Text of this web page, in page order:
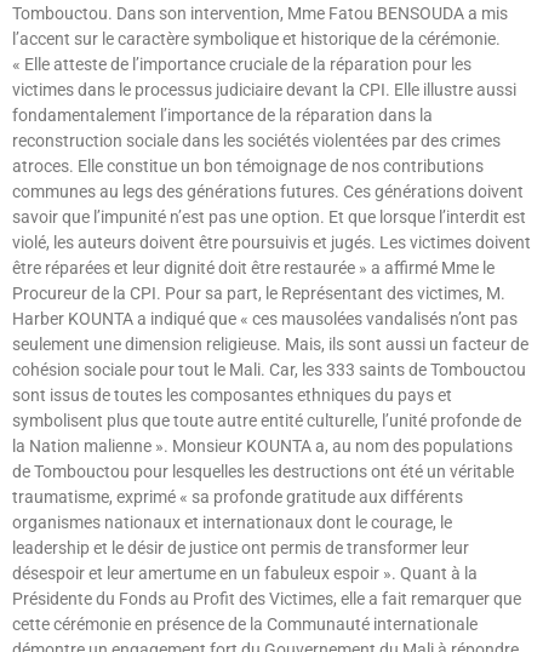
Tombouctou. Dans son intervention, Mme Fatou BENSOUDA a mis
l’accent sur le caractère symbolique et historique de la cérémonie.
« Elle atteste de l’importance cruciale de la réparation pour les
victimes dans le processus judiciaire devant la CPI. Elle illustre aussi
fondamentalement l’importance de la réparation dans la
reconstruction sociale dans les sociétés violentées par des crimes
atroces. Elle constitue un bon témoignage de nos contributions
communes au legs des générations futures. Ces générations doivent
savoir que l’impunité n’est pas une option. Et que lorsque l’interdit est
violé, les auteurs doivent être poursuivis et jugés. Les victimes doivent
être réparées et leur dignité doit être restaurée » a affirmé Mme le
Procureur de la CPI. Pour sa part, le Représentant des victimes, M.
Harber KOUNTA a indiqué que « ces mausolées vandalisés n’ont pas
seulement une dimension religieuse. Mais, ils sont aussi un facteur de
cohésion sociale pour tout le Mali. Car, les 333 saints de Tombouctou
sont issus de toutes les composantes ethniques du pays et
symbolisent plus que toute autre entité culturelle, l’unité profonde de
la Nation malienne ». Monsieur KOUNTA a, au nom des populations
de Tombouctou pour lesquelles les destructions ont été un véritable
traumatisme, exprimé « sa profonde gratitude aux différents
organismes nationaux et internationaux dont le courage, le
leadership et le désir de justice ont permis de transformer leur
désespoir et leur amertume en un fabuleux espoir ». Quant à la
Présidente du Fonds au Profit des Victimes, elle a fait remarquer que
cette cérémonie en présence de la Communauté internationale